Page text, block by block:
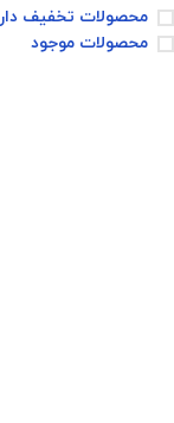
محصولات تخفیف دار
محصولات موجود